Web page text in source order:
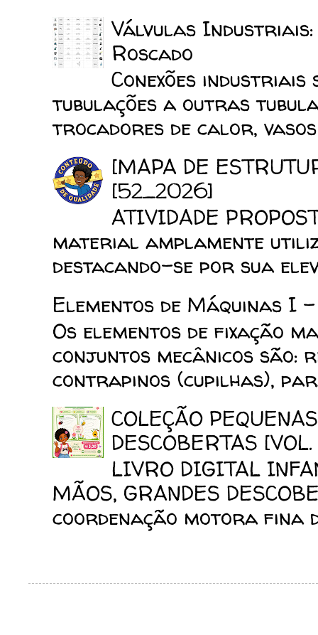
Válvulas Industriais:
Roscado
Conexões
tubulações a outras
trocadores de calor, vasos
[MAPA DE
[52_2026]
ATIVIDADE
material amplamente
destacando-se por sua
Elementos de Máquinas I
Os elementos de fixação
conjuntos mecânicos são:
contrapinos (cupilhas),
COLEÇÃO
DESCOBERTAS [VOL.
LIVRO DIGITAL
MÃOS, GRANDES
coordenação motora fina